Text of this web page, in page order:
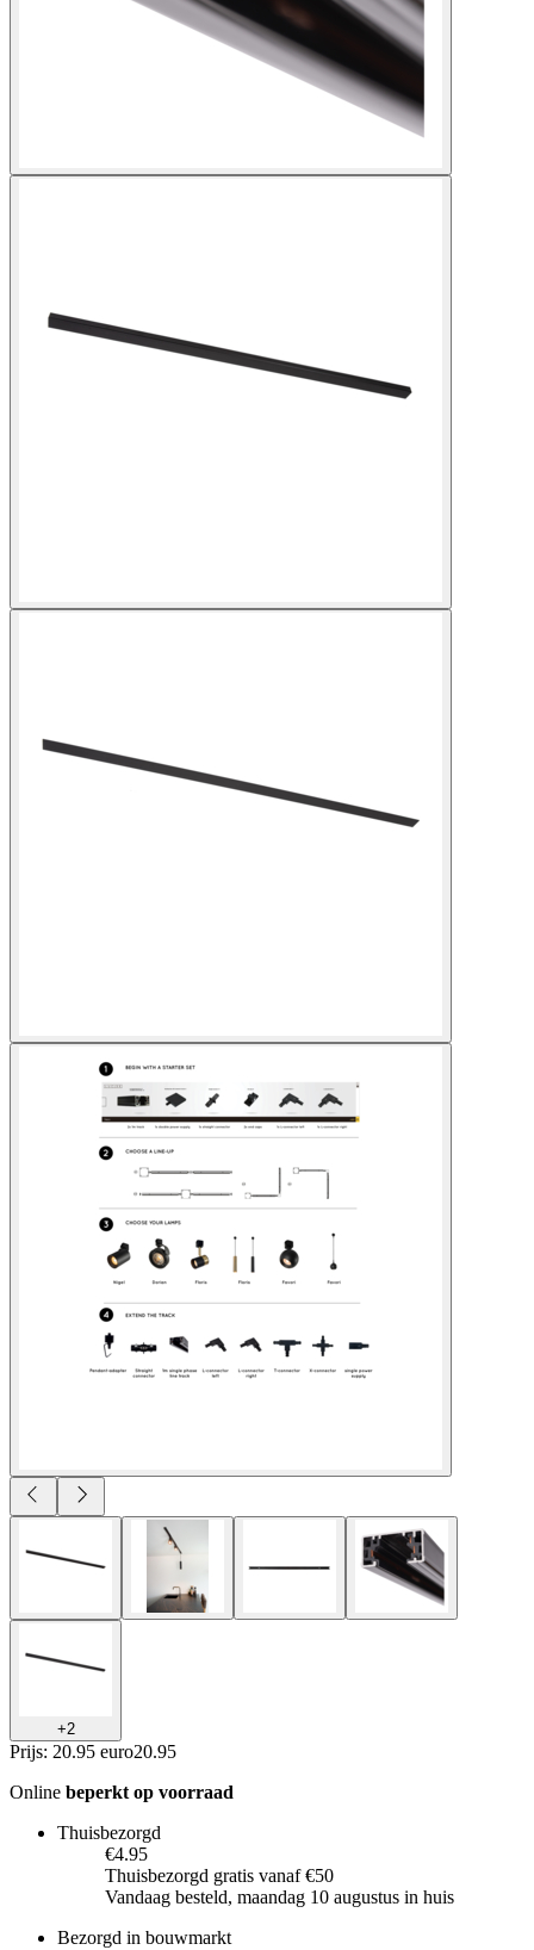
+2
Prijs: 20.95 euro20.95
Online beperkt op voorraad
Thuisbezorgd
€4.95
Thuisbezorgd gratis vanaf €50
Vandaag besteld, maandag 10 augustus in huis
Bezorgd in bouwmarkt